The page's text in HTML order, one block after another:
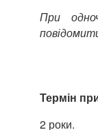
При
Термін
2 роки.